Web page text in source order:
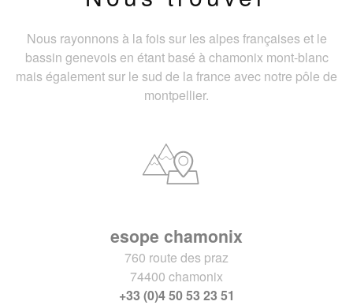
Nous rayonnons à la fois sur les alpes françaises et le
bassin genevois en étant basé à chamonix mont-blanc
mais également sur le sud de la france avec notre pôle de
montpellier.
esope chamonix
760 route des praz
74400 chamonix
+33 (0)4 50 53 23 51